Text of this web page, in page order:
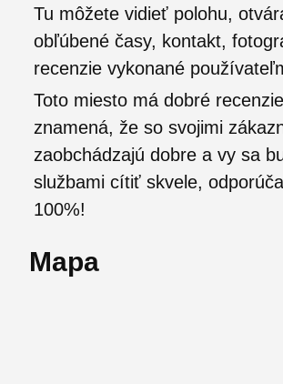
Tu môžete vidieť polohu,
obľúbené časy, kontakt,
recenzie vykonané
Toto miesto má dobré
znamená, že so svojimi
zaobchádzajú dobre a vy sa
službami cítiť skvele,
100%!
Mapa